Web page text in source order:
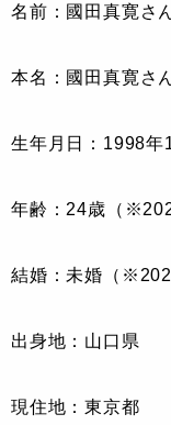
名前：國田真寛さ
本名：國田真寛さ
生年月日：1998年
年齢：24歳（
結婚：未婚（
出身地：山口県
現住地：東京都